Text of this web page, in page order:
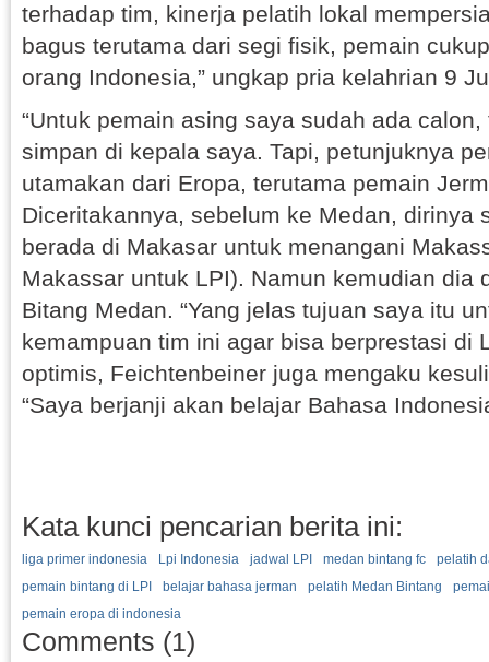
terhadap tim, kinerja pelatih lokal
bagus terutama dari segi fisik, pemain
orang Indonesia,” ungkap pria kelahrian 9
“Untuk pemain asing saya sudah ada
simpan di kepala saya. Tapi, petunjuknya
utamakan dari Eropa, terutama pemain
Diceritakannya, sebelum ke Medan, dirinya
berada di Makasar untuk menangani
Makassar untuk LPI). Namun kemudian dia
Bitang Medan. “Yang jelas tujuan saya itu
kemampuan tim ini agar bisa berprestasi di
optimis, Feichtenbeiner juga mengaku
“Saya berjanji akan belajar Bahasa
Kata kunci pencarian berita ini:
liga primer indonesia Lpi Indonesia jadwal LPI medan bintang fc
pelatih
pemain bintang di LPI
belajar bahasa jerman pelatih Medan Bintang
pemain eropa di indonesia
Comments (1)